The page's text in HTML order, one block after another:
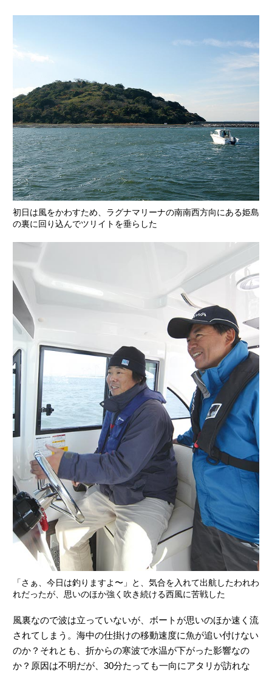
初日は風をかわすため、ラグナマリーナの南南西方向にある姫島
の裏に回り込んでツリイトを垂らした
「さぁ、今日は釣りますよ〜」と、気合を入れて出航したわれわ
れだったが、思いのほか強く吹き続ける西風に苦戦した
風裏なので波は立っていないが、ボートが思いのほか速く流
されてしまう。海中の仕掛けの移動速度に魚が追い付けない
のか？それとも、折からの寒波で水温が下がった影響なの
か？原因は不明だが、30分たっても一向にアタリが訪れな